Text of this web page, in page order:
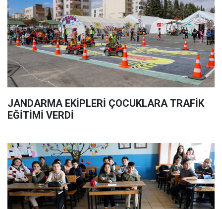
JANDARMA EKİPLERİ ÇOCUKLARA TRAFİK
EĞİTİMİ VERDİ